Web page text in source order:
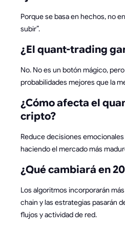
Porque se basa en hechos, no
subir”.
¿El quant-trading
No. No es un botón mágico,
probabilidades mejores que la
¿Cómo afecta el
cripto?
Reduce decisiones
haciendo el mercado más
¿Qué cambiará en
Los algoritmos incorporarán
chain y las estrategias pasarán
flujos y actividad de red.